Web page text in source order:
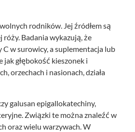
rodników. Jej źródłem są
Badania wykazują, że
w surowicy, a suplementacja lub
głębokość kieszonek i
orzechach i nasionach, działa
galusan epigallokatechiny,
Związki te można znaleźć w
oraz wielu warzywach. W